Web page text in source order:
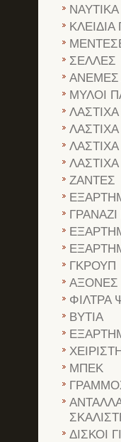
ΝΑΥΤΙΚΑ
ΣΕΛΛΕΣ
ΑΝΕΜΕΣ
ΜΥΛΟΙ
ΛΑΣΤΙΧΑ
ΖΑΝΤΕΣ
ΓΚΡΟΥΠ
ΑΞΟΝΕΣ
ΦΙΛΤΡΑ
ΒΥΤΙΑ
ΜΠΕΚ
ΔΙΣΚΟΙ